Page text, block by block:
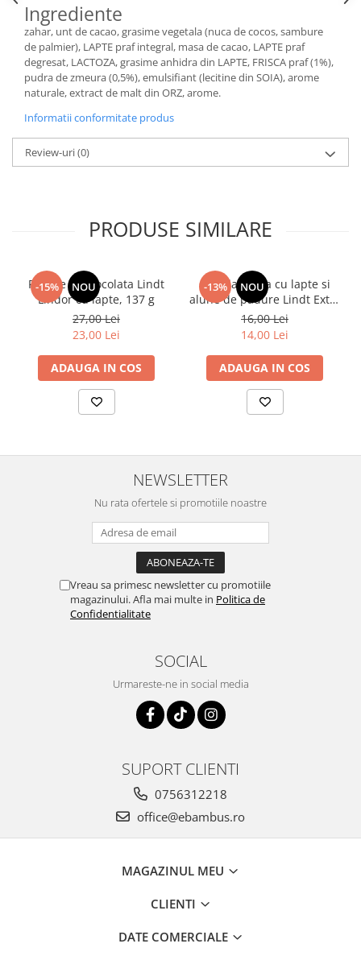
Ingrediente
zahar, unt de cacao, grasime vegetala (nuca de cocos, sambure
de palmier), LAPTE praf integral, masa de cacao, LAPTE praf
degresat, LACTOZA, grasime anhidra din LAPTE, FRISCA praf (1%),
pudra de zmeura (0,5%), emulsifiant (lecitine din SOIA), arome
naturale, extract de malt din ORZ, arome.
Informatii conformitate produs
Review-uri(0)
PRODUSE SIMILARE
-15% NOU
Praline de ciocolata Lindt
Lindor cu lapte, 137 g
27,00 Lei
23,00 Lei
ADAUGA IN COS
-13% NOU
Ciocolata fina cu lapte si
alune de padure Lindt Extra
Creamy, 80 g
16,00 Lei
14,00 Lei
ADAUGA IN COS
NEWSLETTER
Nu rata ofertele si promotiile noastre
Vreau sa primesc newsletter cu promotiile
magazinului. Afla mai multe in Politica de
Confidentialitate
SOCIAL
Urmareste-ne in social media
SUPORT CLIENTI
0756312218
office@ebambus.ro
MAGAZINUL MEU
CLIENTI
DATE COMERCIALE